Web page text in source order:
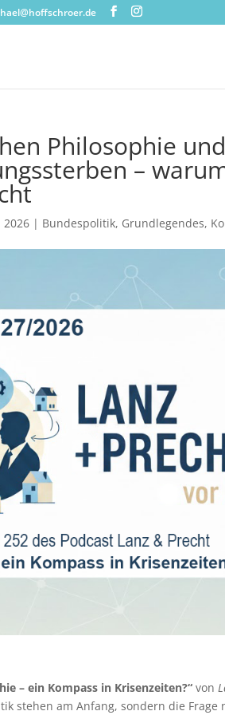
Philosophie und
–
2026 | Bundespolitik, Grundlegendes,
– ein Kompass in Krisenzeiten?“ von
stehen am Anfang, sondern die Frage